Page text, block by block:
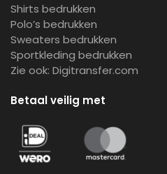
Shirts bedrukken
Polo’s bedrukken
Sweaters bedrukken
Sportkleding bedrukken
Zie ook: Digitransfer.com
Betaal veilig met